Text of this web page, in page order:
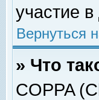
участие в
Вернуться
» Что
COPPA